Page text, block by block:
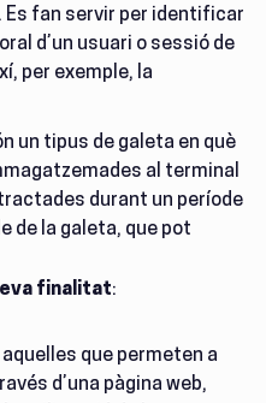
Es fan servir per identificar
d’un usuari o sessió de
per exemple, la
un tipus de galeta en què
al terminal
durant un període
de la galeta, que pot
finalitat:
aquelles que permeten a
d’una pàgina web,